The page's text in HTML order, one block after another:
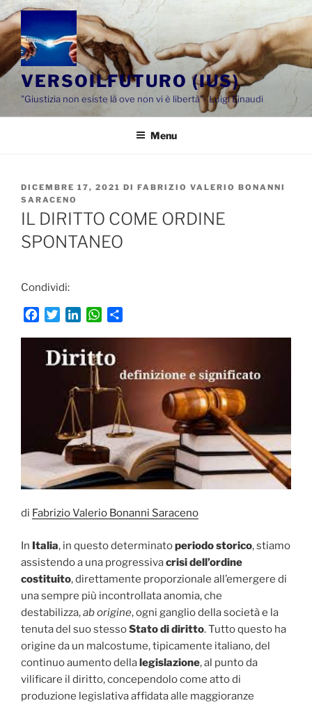
Salta
al
contenuto
VERSOILFUTURO (IUS)
"Giustizia non esiste là ove non vi è libertà"- Luigi Einaudi
Menu
PUBBLICATO
IL
DICEMBRE 17, 2021 DI FABRIZIO VALERIO BONANNI
SARACENO
IL DIRITTO COME ORDINE
SPONTANEO
Condividi:
t
n
k
d
n
W
t
A
p
i
i
d
i
di Fabrizio Valerio Bonanni Saraceno
In Italia, in questo determinatoperiodo storico, stiamo
assistendo a una progressivacrisi dell’ordine
costituito, direttamente proporzionale all’emergere di
una sempre più incontrollata anomia, che
destabilizza,ab origine, ogni ganglio della società e la
tenuta del suo stessoStato di diritto. Tutto questo ha
origine da un malcostume, tipicamente italiano, del
continuo aumento dellalegislazione, al punto da
vilificare il diritto, concependolo come atto di
produzione legislativa affidata alle maggioranze